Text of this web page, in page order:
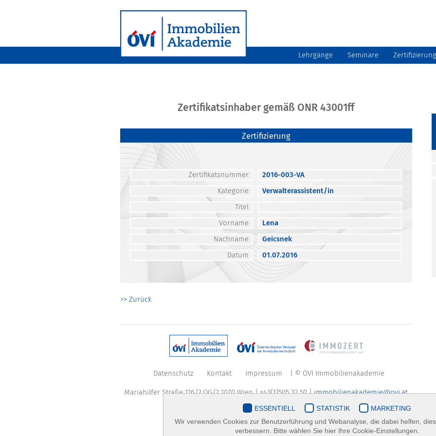
Lehrgänge Seminare Zertifizierung
Zertifikatsinhaber gemäß ONR 43001ff
Zertifizierung
Zertifikatsnummer
2016-003-VA
Kategorie
Verwalterassistent/in
Titel
Vorname
Lena
Nachname
Geicsnek
Datum
01.07.2016
>> Zurück
Datenschutz Kontakt Impressum | © ÖVI Immobilienakademie
Mariahilfer Straße 116/2.OG/2 1070 Wien | +43(1)505 32 50 |immobilienakademie@ovi.at
ESSENTIELL STATISTIK
MARKETING
Wir verwenden Cookies zur Benutzerführung und Webanalyse, die dabei helfen,
verbessern. Bitte wählen Sie hier Ihre Cookie-Einstellungen.